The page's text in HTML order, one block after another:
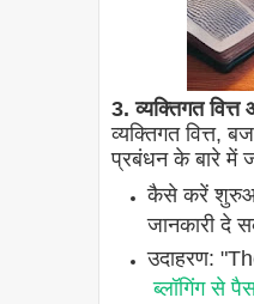
3. व्यक्तिगत
व्यक्तिगत वित्त,
प्रबंधन के बारे में
कैसे करें
जानकारी दे
उदाहरण:
ब्लॉगिंग से